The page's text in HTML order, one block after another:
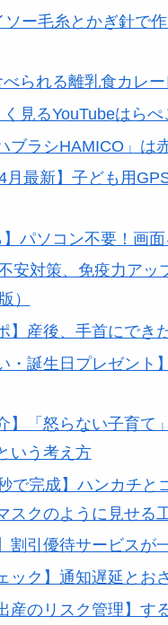
ソー毛糸とかぎ針で
られる離乳食カレ
見るYouTubeはら
ブラシHAMICO」は
4月最新】子ども用
】パソコン不要！画
不安対策、免疫力ア
）
】産後、手首にで
・誕生日プレゼン
】「怒らない子育
いう考え方
で完成】ハンカチ
スクのように見せる
割引優待サービス
ック】通知遅延と
産のリスク管理】